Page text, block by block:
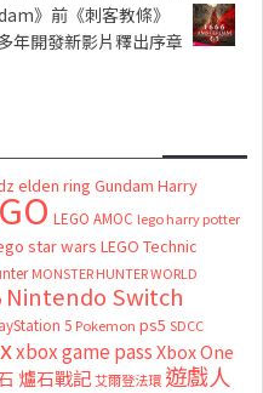
》前《刺客教條》
年開發新影片釋出序章
elden ring Gundam Harry
LEGO AMOC lego harry potter
star wars LEGO Technic
MONSTER HUNTER WORLD
Nintendo Switch
5 Pokemon ps5 SDCC
xbox game passXbox One
爐石戰記艾爾登法環 遊戲人